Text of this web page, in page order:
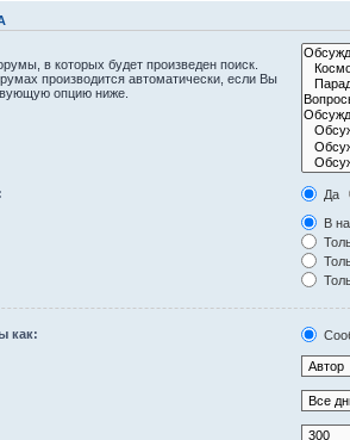
в которых будет произведен поиск.
производится автоматически, если Вы
опцию ниже.
Да
В
как: